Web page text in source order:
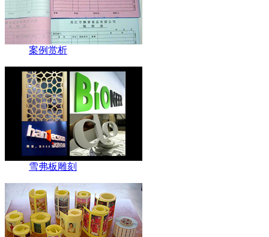
案例赏析
雪弗板雕刻